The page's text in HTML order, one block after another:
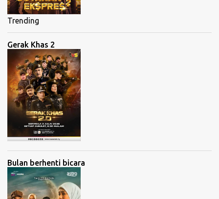
Trending
Gerak Khas 2
Bulan berhenti bicara